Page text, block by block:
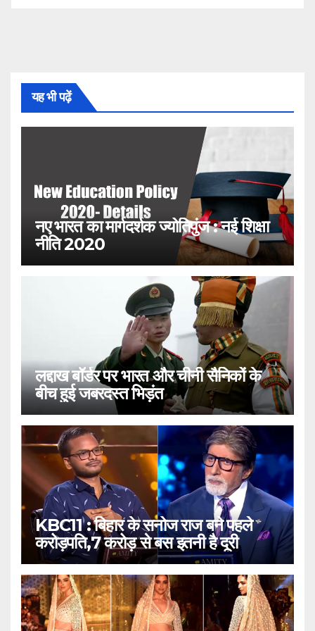
यह भी पढ़ें
नए भारत का मार्गदर्शक ज्योतिपुंज : नई शिक्षा
नीति 2020
लद्दाख बॉर्डर पर भारत और चीनी सैनिकों के
बीच हुई जबरदस्त भिड़ंत
KBC11 : बिहार के सनोज राज बने पहले
करोड़पति,7 करोड़ से बस इतनी है दूरी